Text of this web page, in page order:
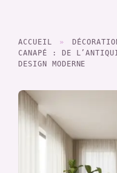
ACCUEIL »
CANAPÉ : DE
DESIGN MODERNE